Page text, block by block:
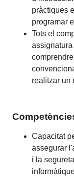
pràctiques
programar
Tots el
assignatura
realitzar un
Capacitat
assegurar
i la